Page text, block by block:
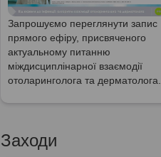
Запрошуємо переглянути запис
прямого ефіру, присвяченого
актуальному питанню
міждисциплінарної взаємодії
отоларинголога та дерматолога.
Заходи